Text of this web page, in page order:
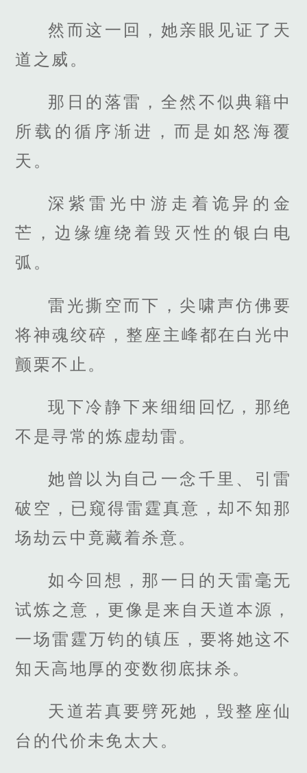
然而这一回，她亲眼见证了天
道之威。
那日的落雷，全然不似典籍中
所载的循序渐进，而是如怒海覆
天。
深紫雷光中游走着诡异的金
芒，边缘缠绕着毁灭性的银白电
弧。
雷光撕空而下，尖啸声仿佛要
将神魂绞碎，整座主峰都在白光中
颤栗不止。
现下冷静下来细细回忆，那绝
不是寻常的炼虚劫雷。
她曾以为自己一念千里、引雷
破空，已窥得雷霆真意，却不知那
场劫云中竟藏着杀意。
如今回想，那一日的天雷毫无
试炼之意，更像是来自天道本源，
一场雷霆万钧的镇压，要将她这不
知天高地厚的变数彻底抹杀。
天道若真要劈死她，毁整座仙
台的代价未免太大。